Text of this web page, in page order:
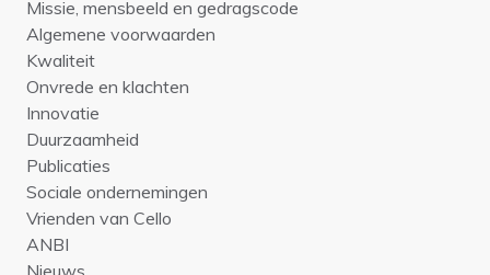
Missie, mensbeeld en gedragscode
Algemene voorwaarden
Kwaliteit
Onvrede en klachten
Innovatie
Duurzaamheid
Publicaties
Sociale ondernemingen
Vrienden van Cello
ANBI
Nieuws